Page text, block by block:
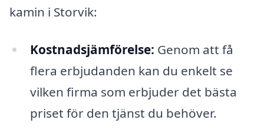
kamin i Storvik:
Kostnadsjämförelse: Genom att få
flera erbjudanden kan du enkelt se
vilken firma som erbjuder det bästa
priset för den tjänst du behöver.